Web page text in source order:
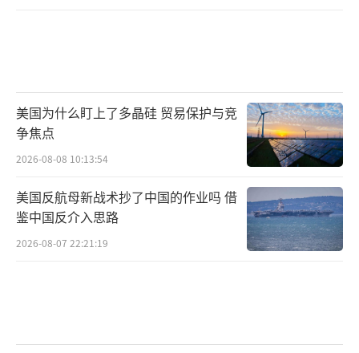
美国为什么盯上了多晶硅 贸易保护与竞
争焦点
2026-08-08 10:13:54
美国反航母新战术抄了中国的作业吗 借
鉴中国反介入思路
2026-08-07 22:21:19